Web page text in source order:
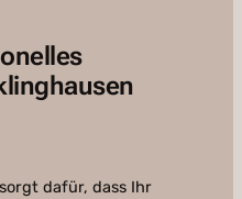
dafür, dass Ihr